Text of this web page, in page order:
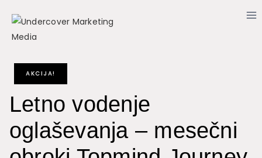
content
AKCIJA!
Letno vodenje
oglaševanja – mesečni